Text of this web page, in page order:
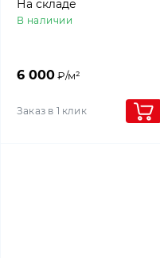
klinker
На складе
В наличии
6 000₽/м²
Заказ в 1 клик